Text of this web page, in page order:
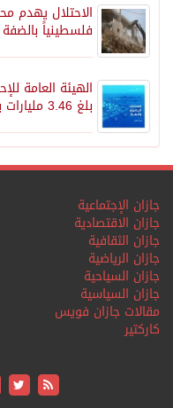
فلسطينياً بالضفة
الهيئة العامة
بلغ 3.46 مليارات برميل عام 2025
جازان الإجتماعية
جازان الاقتصادية
جازان الثقافية
جازان الرياضية
جازان السياحية
جازان السياسية
مقالات جازان فويس
كاركتير